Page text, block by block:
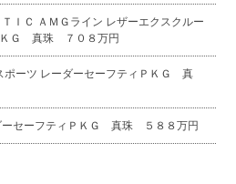
ＩＣ ＡＭＧライン レザーエクスクルー
ＫＧ 真珠 ７０８万円
ポーツ レーダーセーフティＰＫＧ 真
ーセーフティＰＫＧ 真珠 ５８８万円